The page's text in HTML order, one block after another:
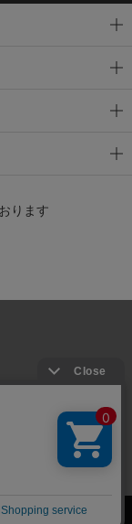
ります
イバシーポリシー
シビリティ方針